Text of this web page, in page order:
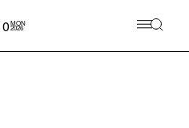
MON
2026